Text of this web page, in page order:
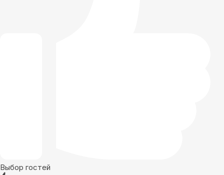
Выбор гостей